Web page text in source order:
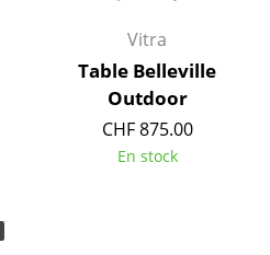
Vitra
Table Belleville
Outdoor
CHF 875.00
En stock